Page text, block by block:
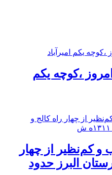
،کوچه یکم
و کم‌نظیر از چهار
البرز حدود